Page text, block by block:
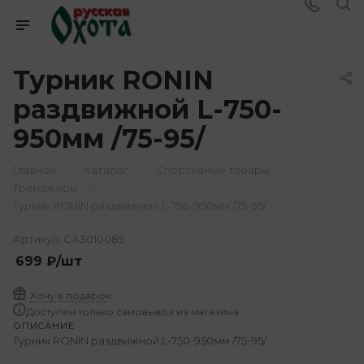
Турник RONIN
раздвижной L-750-
950мм /75-95/
Артикул: СА3010085
699 ₽/шт
Хочу в подарок
Доступен только самовывоз из магазина.
ОПИСАНИЕ
Турник RONIN раздвижной L-750-950мм /75-95/